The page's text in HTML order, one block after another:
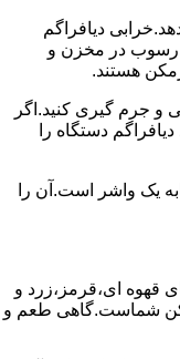
دیافراگم
در مخزن و
هستند.
و جرم گیری کنید.اگر
دستگاه را
یک واشر است.آن را
قهوه ای،قرمز،زرد و
شماست.گاهی طعم و